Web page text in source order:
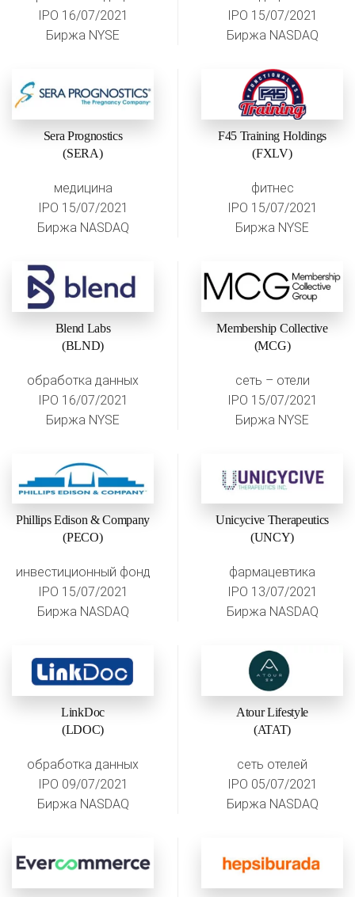
IPO 16/07/2021
Биржа NYSE
IPO 15/07/2021
Биржа NASDAQ
Sera Prognostics
(SERA)
медицина
IPO 15/07/2021
Биржа NASDAQ
F45 Training Holdings
(FXLV)
фитнес
IPO 15/07/2021
Биржа NYSE
Blend Labs
(BLND)
обработка данных
IPO 16/07/2021
Биржа NYSE
Membership Collective
(MCG)
сеть – отели
IPO 15/07/2021
Биржа NYSE
Phillips Edison & Company
(PECO)
инвестиционный фонд
IPO 15/07/2021
Биржа NASDAQ
Unicycive Therapeutics
(UNCY)
фармацевтика
IPO 13/07/2021
Биржа NASDAQ
LinkDoc
(LDOC)
обработка данных
IPO 09/07/2021
Биржа NASDAQ
Atour Lifestyle
(ATAT)
сеть отелей
IPO 05/07/2021
Биржа NASDAQ